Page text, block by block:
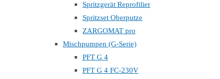
Spritzgerät Reprofilier
Spritzset Oberputze
ZARGOMAT pro
Mischpumpen (G-Serie)
PFT G 4
PFT G 4 FC-230V